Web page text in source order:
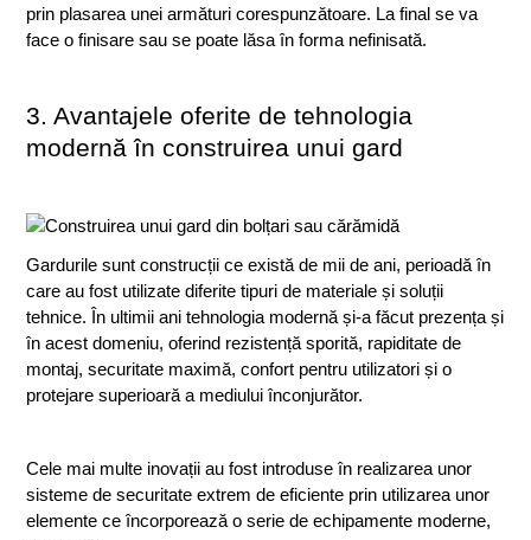
prin plasarea unei armături corespunzătoare. La final se va
face o finisare sau se poate lăsa în forma nefinisată.
3. Avantajele oferite de tehnologia
modernă în construirea unui gard
Gardurile sunt construcții ce există de mii de ani, perioadă în
care au fost utilizate diferite tipuri de materiale și soluții
tehnice. În ultimii ani tehnologia modernă și-a făcut prezența și
în acest domeniu, oferind rezistență sporită, rapiditate de
montaj, securitate maximă, confort pentru utilizatori și o
protejare superioară a mediului înconjurător.
Cele mai multe inovații au fost introduse în realizarea unor
sisteme de securitate extrem de eficiente prin utilizarea unor
elemente ce încorporează o serie de echipamente moderne,